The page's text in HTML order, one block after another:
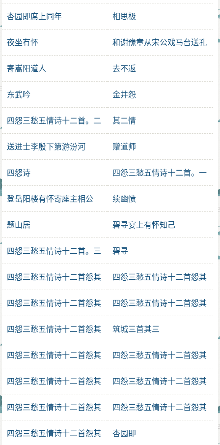
杏园即席上同年
相思极
夜坐有怀
和谢豫章从宋公戏马台送孔
寄嵩阳道人
去不返
东武吟 金井怨
四怨三愁五情诗十二首。二
其二情
送进士李殷下第游汾河 赠道师
四怨诗
四怨三愁五情诗十二首。一
登岳阳楼有怀寄座主相公
续幽愤
题山居 碧寻宴上有怀知己
四怨三愁五情诗十二首。三
碧寻
四怨三愁五情诗十二首怨其
四怨三愁五情诗十二首怨其
四怨三愁五情诗十二首怨其
四怨三愁五情诗十二首怨其
四怨三愁五情诗十二首怨其
筑城三首其三
四怨三愁五情诗十二首怨其
四怨三愁五情诗十二首怨其
四怨三愁五情诗十二首怨其
四怨三愁五情诗十二首怨其
四怨三愁五情诗十二首怨其
四怨三愁五情诗十二首怨其
四怨三愁五情诗十二首怨其
杏园即